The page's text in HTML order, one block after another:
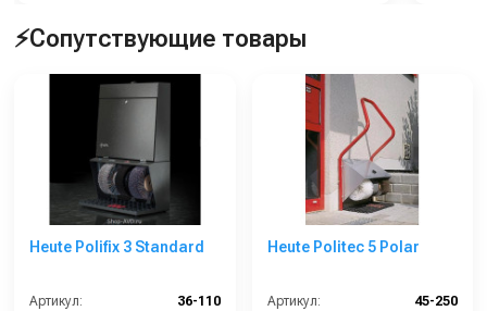
⚡Сопутствующие товары
Heute Polifix 3 Standard
Артикул:
36-110
Heute Politec 5 Polar
Артикул:
45-250